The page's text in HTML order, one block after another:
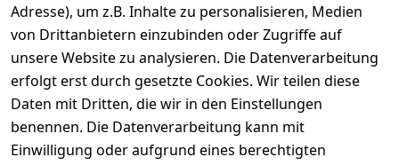
Adresse), um z.B. Inhalte zu personalisieren, Medien
von Drittanbietern einzubinden oder Zugriffe auf
unsere Website zu analysieren. Die Datenverarbeitung
erfolgt erst durch gesetzte Cookies. Wir teilen diese
Daten mit Dritten, die wir in den Einstellungen
benennen. Die Datenverarbeitung kann mit
Einwilligung oder aufgrund eines berechtigten
Widerrufsrecht
Datenschutz
Unser Unternehmen